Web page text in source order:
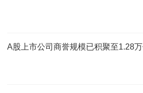
A股上市公司商誉规模已积聚至1.28